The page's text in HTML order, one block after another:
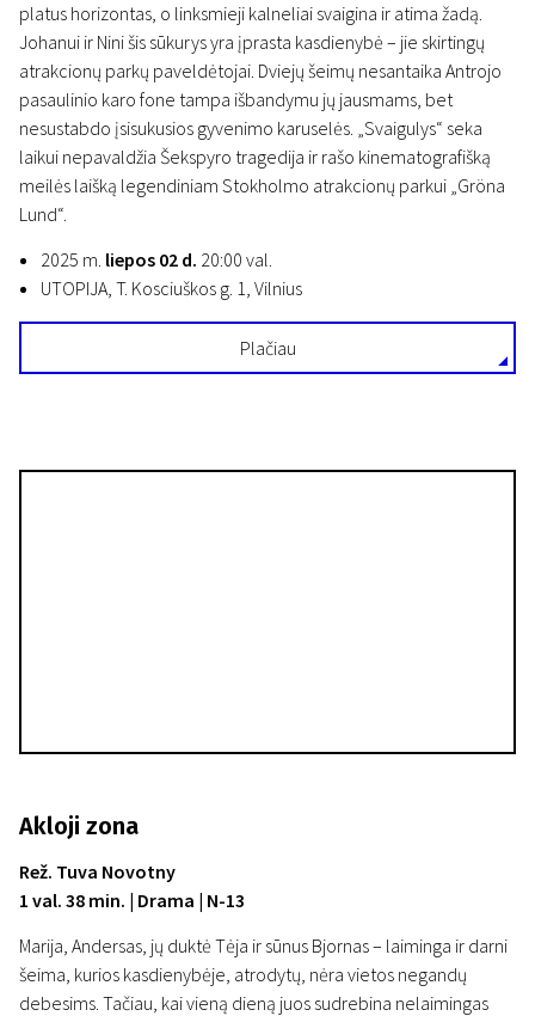
platus horizontas, o linksmieji kalneliai svaigina ir atima žadą.
Johanui ir Nini šis sūkurys yra įprasta kasdienybė – jie skirtingų
atrakcionų parkų paveldėtojai. Dviejų šeimų nesantaika Antrojo
pasaulinio karo fone tampa išbandymu jų jausmams, bet
nesustabdo įsisukusios gyvenimo karuselės. „Svaigulys“ seka
laikui nepavaldžia Šekspyro tragedija ir rašo kinematografišką
meilės laišką legendiniam Stokholmo atrakcionų parkui „Gröna
Lund“.
2025 m. liepos 02 d. 20:00 val.
UTOPIJA, T. Kosciuškos g. 1, Vilnius
Plačiau
Akloji zona
Rež. Tuva Novotny
1 val. 38 min. | Drama | N-13
Marija, Andersas, jų duktė Tėja ir sūnus Bjornas – laiminga ir darni
šeima, kurios kasdienybėje, atrodytų, nėra vietos negandų
debesims. Tačiau, kai vieną dieną juos sudrebina nelaimingas